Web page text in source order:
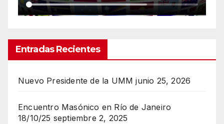
Entradas Recientes
Nuevo Presidente de la UMM junio 25, 2026
Encuentro Masónico en Río de Janeiro
18/10/25 septiembre 2, 2025